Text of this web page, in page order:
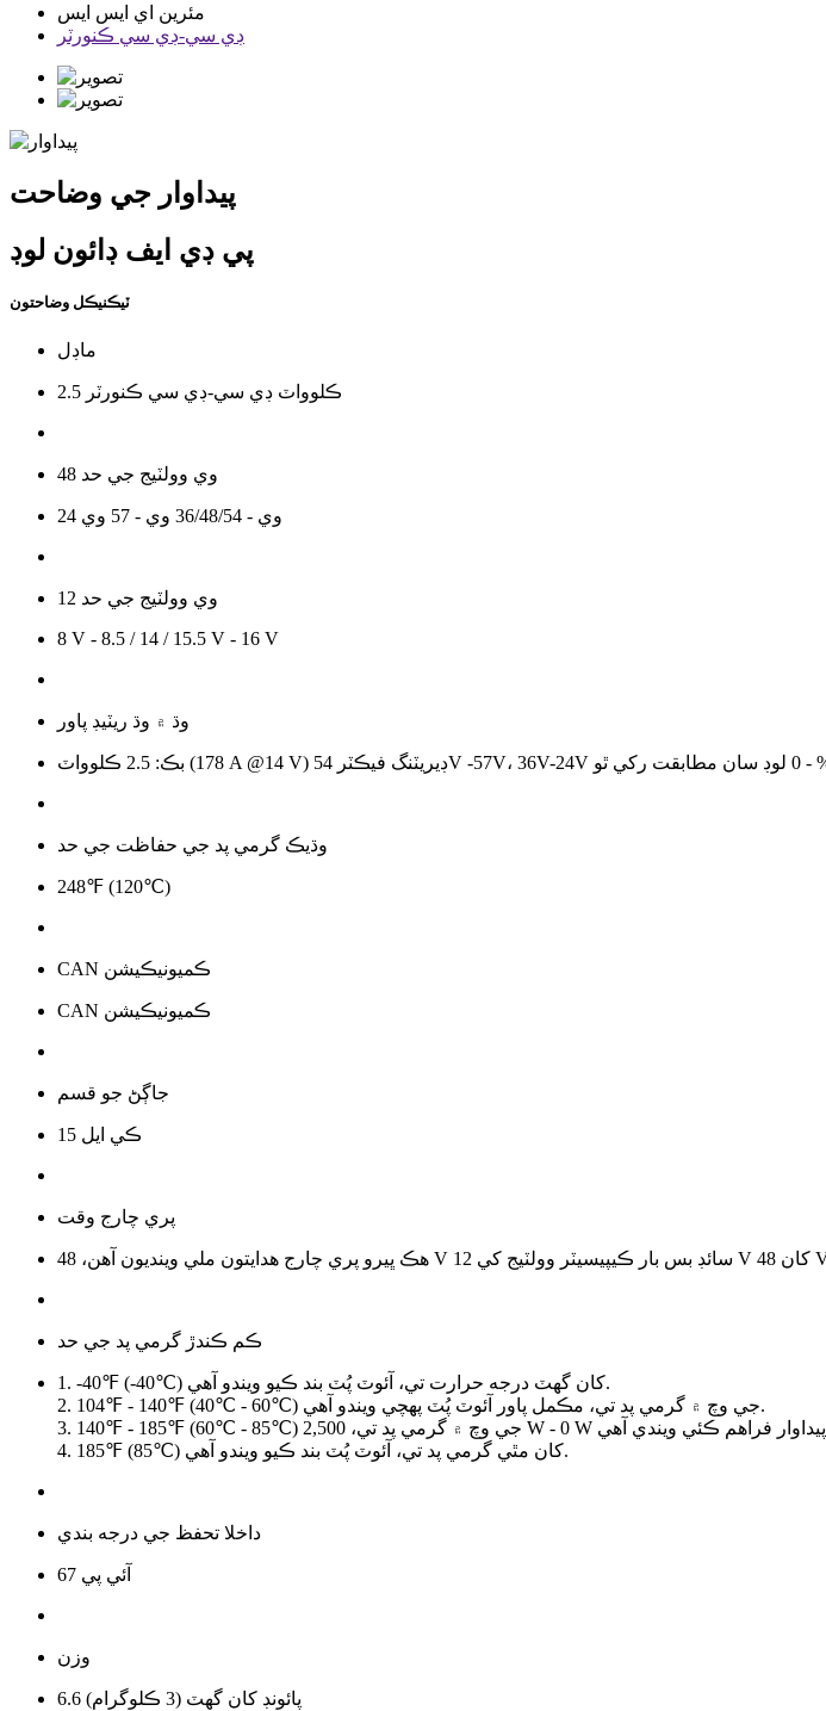
مئرين اي ايس ايس
ڊي سي-ڊي سي ڪنورٽر
پيداوار جي وضاحت
پي ڊي ايف ڊائون لوڊ
ٽيڪنيڪل وضاحتون
ماڊل
2.5 ڪلوواٽ ڊي سي-ڊي سي ڪنورٽر
48 وي وولٽيج جي حد
24 وي - 36/48/54 وي - 57 وي
12 وي وولٽيج جي حد
8 V - 8.5 / 14 / 15.5 V - 16 V
وڌ ۾ وڌ ريٽيڊ پاور
وڌيڪ گرمي پد جي حفاظت جي حد
248℉ (120℃)
CAN ڪميونيڪيشن
CAN ڪميونيڪيشن
جاڳڻ جو قسم
ڪي ايل 15
پري چارج وقت
ڪم ڪندڙ گرمي پد جي حد
1. -40℉ (-40℃) کان گهٽ درجه حرارت تي، آئوٽ پُٽ بند ڪيو ويندو آهي.
2. 104℉ - 140℉ (40℃ - 60℃) جي وچ ۾ گرمي پد تي، مڪمل پاور آئوٽ پُٽ پهچي ويندو آهي.
4. 185℉ (85℃) کان مٿي گرمي پد تي، آئوٽ پُٽ بند ڪيو ويندو آهي.
داخلا تحفظ جي درجه بندي
آئي پي 67
وزن
6.6 پائونڊ کان گهٽ (3 ڪلوگرام)